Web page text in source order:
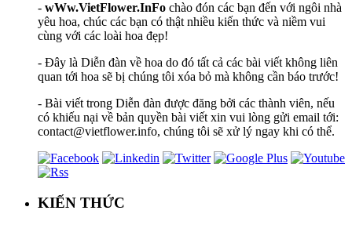
- wWw.VietFlower.InFo chào đón các bạn đến với ngôi nhà
yêu hoa, chúc các bạn có thật nhiều kiến thức và niềm vui
cùng với các loài hoa đẹp!
- Đây là Diễn đàn về hoa do đó tất cả các bài viết không liên
quan tới hoa sẽ bị chúng tôi xóa bỏ mà không cần báo trước!
- Bài viết trong Diễn đàn được đăng bởi các thành viên, nếu
có khiếu nại về bản quyền bài viết xin vui lòng gửi email tới:
contact@vietflower.info, chúng tôi sẽ xử lý ngay khi có thể.
KIẾN THỨC